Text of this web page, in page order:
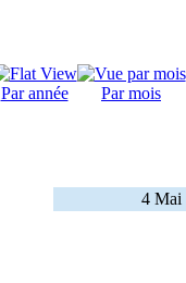
Par année Par mois
4 Mai